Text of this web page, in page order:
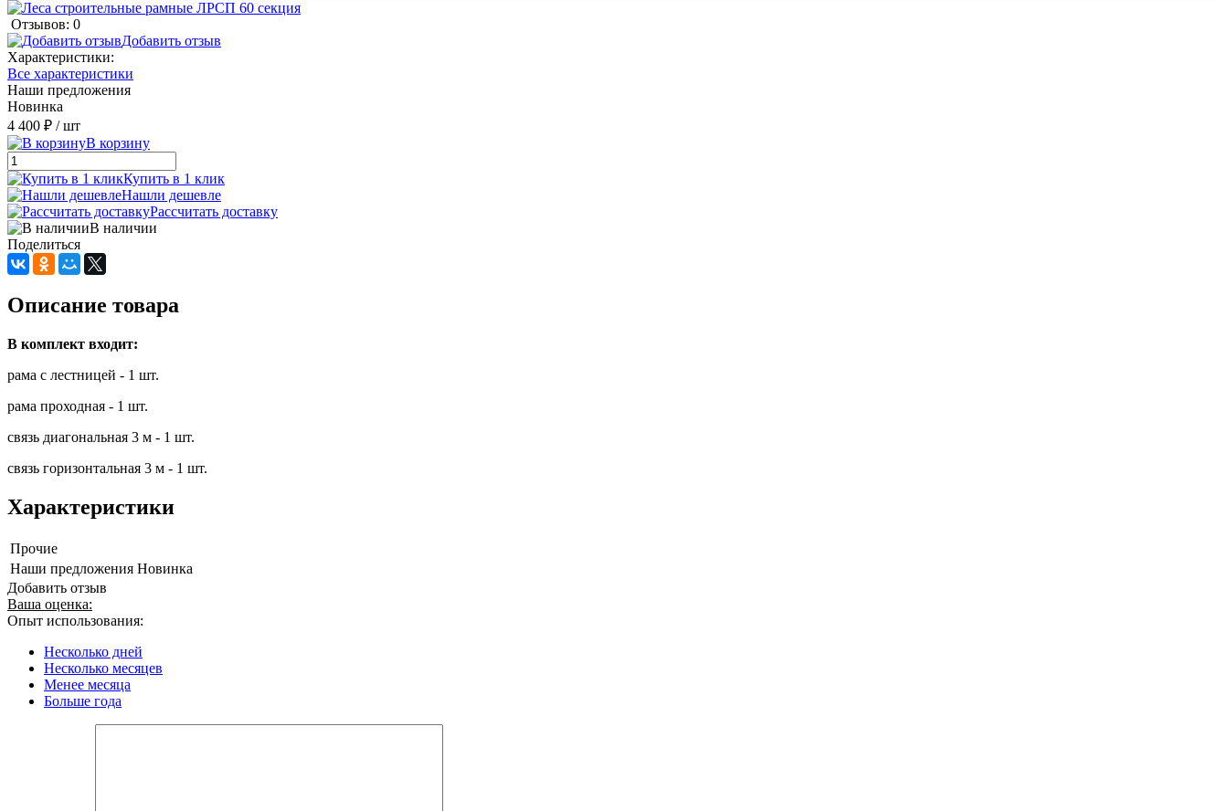
Отзывов: 0
Добавить отзыв
Характеристики:
Все характеристики
Наши предложения
Новинка
4 400 ₽ / шт
В корзину
Купить в 1 клик
Нашли дешевле
Рассчитать доставку
В наличии
Поделиться
Описание товара
В комплект входит:
рама с лестницей - 1 шт.
рама проходная - 1 шт.
связь диагональная 3 м - 1 шт.
связь горизонтальная 3 м - 1 шт.
Характеристики
Прочие
Наши предложения Новинка
Добавить отзыв
Ваша оценка:
Опыт использования:
Несколько дней
Несколько месяцев
Менее месяца
Больше года